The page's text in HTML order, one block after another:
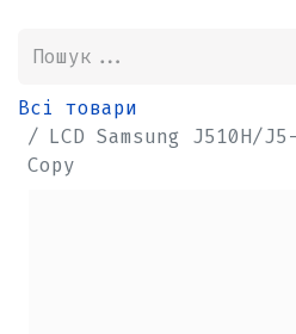
Всі товари
LCD Samsung J510H/
Copy